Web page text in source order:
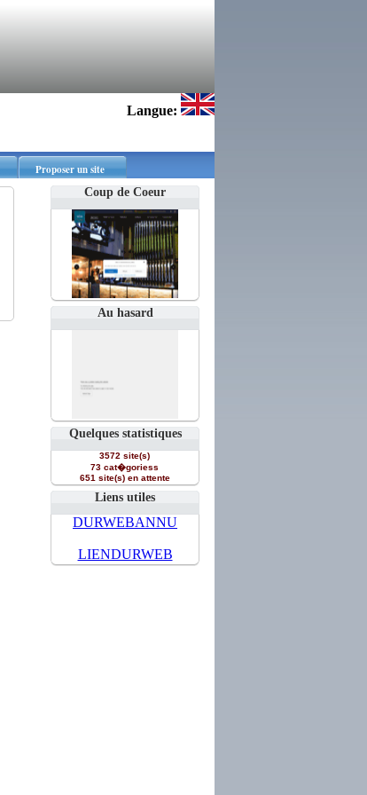
Langue:
Proposer un site
Coup de Coeur
Au hasard
Quelques statistiques
3572 site(s)
73 cat�goriess
651 site(s) en attente
Liens utiles
DURWEBANNU
LIENDURWEB